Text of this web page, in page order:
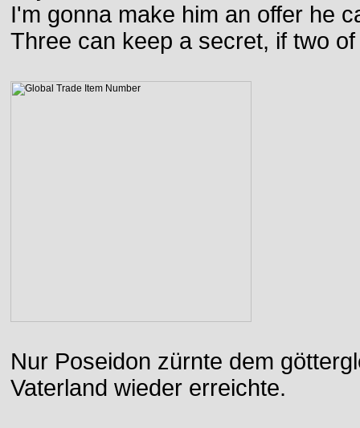
I'm gonna make him an offer he
Three can keep a secret, if two
Nur Poseidon zürnte dem
Vaterland wieder erreichte.